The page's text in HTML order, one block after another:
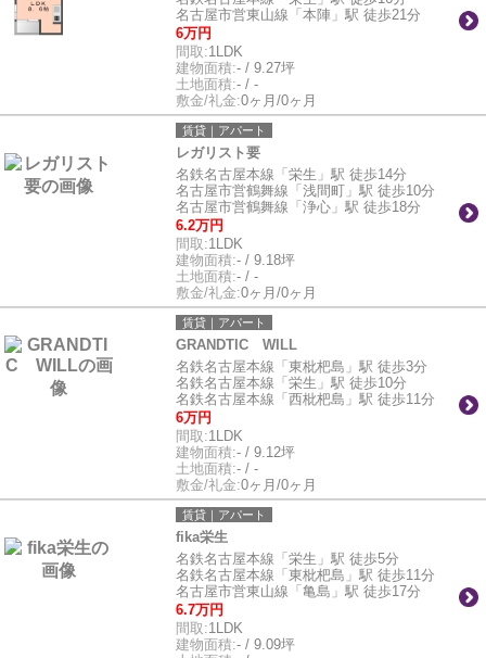
名古屋市営東山線「本陣」駅 徒歩21分
6万円
間取:1LDK
建物面積:- / 9.27坪
土地面積:- / -
敷金/礼金:0ヶ月/0ヶ月
賃貸｜アパート
レガリスト要
名鉄名古屋本線「栄生」駅 徒歩14分
名古屋市営鶴舞線「浅間町」駅 徒歩10分
名古屋市営鶴舞線「浄心」駅 徒歩18分
6.2万円
間取:1LDK
建物面積:- / 9.18坪
土地面積:- / -
敷金/礼金:0ヶ月/0ヶ月
賃貸｜アパート
GRANDTIC WILL
名鉄名古屋本線「東枇杷島」駅 徒歩3分
名鉄名古屋本線「栄生」駅 徒歩10分
名鉄名古屋本線「西枇杷島」駅 徒歩11分
6万円
間取:1LDK
建物面積:- / 9.12坪
土地面積:- / -
敷金/礼金:0ヶ月/0ヶ月
賃貸｜アパート
fika栄生
名鉄名古屋本線「栄生」駅 徒歩5分
名鉄名古屋本線「東枇杷島」駅 徒歩11分
名古屋市営東山線「亀島」駅 徒歩17分
6.7万円
間取:1LDK
建物面積:- / 9.09坪